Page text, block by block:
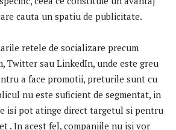
cauta un spatiu de publicitate.
retele de socializare precum
Twitter sau LinkedIn, unde este greu
a face promotii, preturile sunt cu
nu este suficient de segmentat, in
isi pot atinge direct targetul si pentru
. In acest fel, companiile nu isi vor